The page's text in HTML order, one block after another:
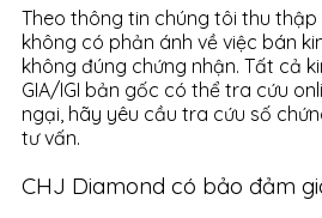
Theo thông tin chúng tôi thu thập
không có phản ánh về việc bán
không đúng chứng nhận. Tất cả
GIA/IGI bản gốc có thể tra cứu
ngại, hãy yêu cầu tra cứu số
tư vấn.
CHJ Diamond có bảo đảm